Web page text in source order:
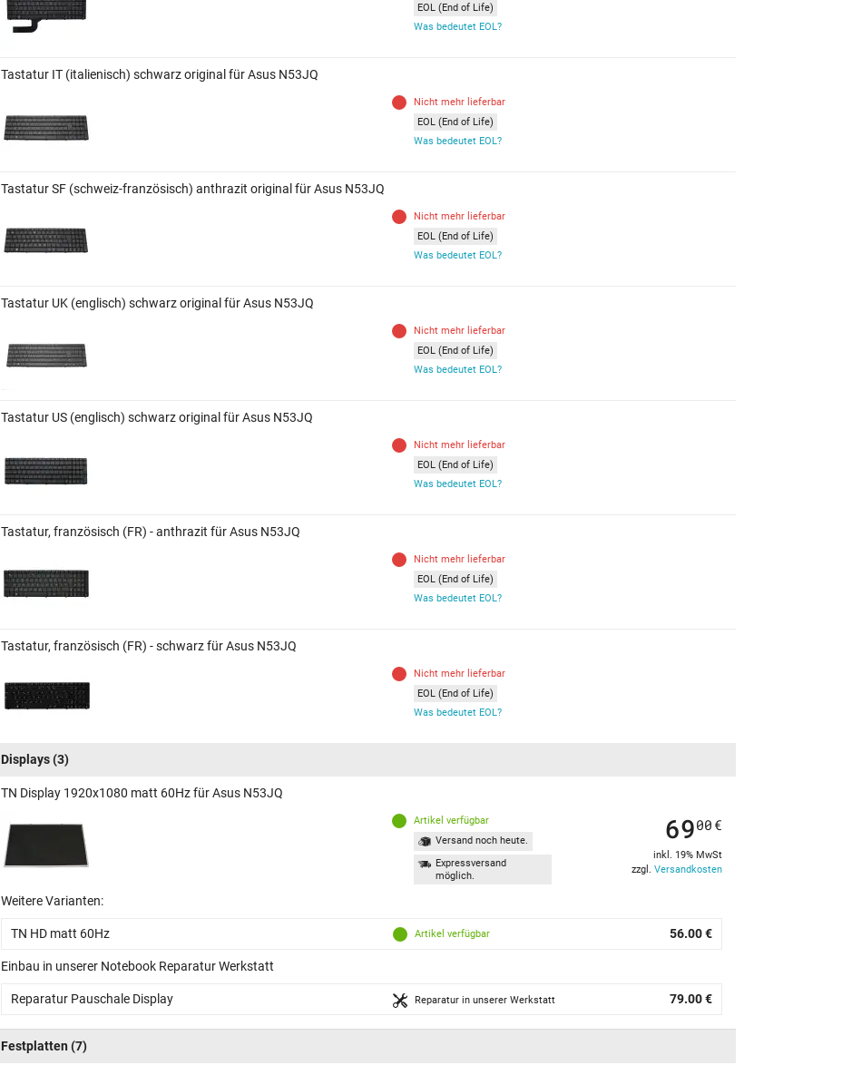
EOL (End of Life)
Was bedeutet EOL?
Tastatur IT (italienisch) schwarz original für Asus N53JQ
Nicht mehr lieferbar
EOL (End of Life)
Was bedeutet EOL?
Tastatur SF (schweiz-französisch) anthrazit original für Asus N53JQ
Nicht mehr lieferbar
EOL (End of Life)
Was bedeutet EOL?
Tastatur UK (englisch) schwarz original für Asus N53JQ
Nicht mehr lieferbar
EOL (End of Life)
Was bedeutet EOL?
Tastatur US (englisch) schwarz original für Asus N53JQ
Nicht mehr lieferbar
EOL (End of Life)
Was bedeutet EOL?
Tastatur, französisch (FR) - anthrazit für Asus N53JQ
Nicht mehr lieferbar
EOL (End of Life)
Was bedeutet EOL?
Tastatur, französisch (FR) - schwarz für Asus N53JQ
Nicht mehr lieferbar
EOL (End of Life)
Was bedeutet EOL?
Displays(3)
TN Display 1920x1080 matt 60Hz für Asus N53JQ
Artikel verfügbar
Versand noch heute.
Expressversand
möglich.
6900 €
inkl. 19% MwSt
zzgl. Versandkosten
Weitere Varianten:
TN HD matt 60Hz Artikel verfügbar 56.00 €
Einbau in unserer Notebook Reparatur Werkstatt
Reparatur Pauschale Display Reparatur in unserer Werkstatt 79.00 €
Festplatten (7)